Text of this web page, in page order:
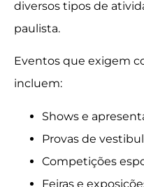
diversos tipos de
paulista.
Eventos que exigem
incluem:
Shows e
Provas de
Competições
Feiras e